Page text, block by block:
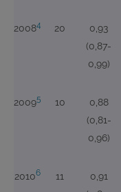
20084 20
0,93
(0,87-
0,99)
20095 10
0,88
(0,81-
0,96)
20106 11
0,91